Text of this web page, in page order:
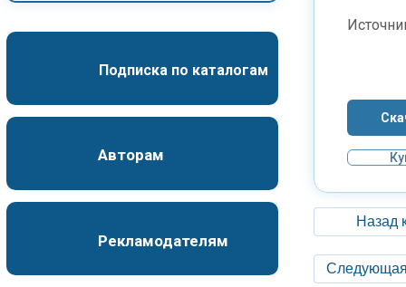
Подписка по каталогам
Авторам
Рекламодателям
Назад
Следующая